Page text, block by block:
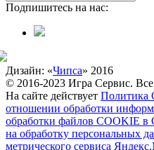
Подпишитесь на нас:
Дизайн: «Чипса» 2016
© 2016-2023 Игра Сервис.
На сайте действует Политика
отношении обработки
обработки файлов COOKIE
на обработку персональных
метрического сервиса